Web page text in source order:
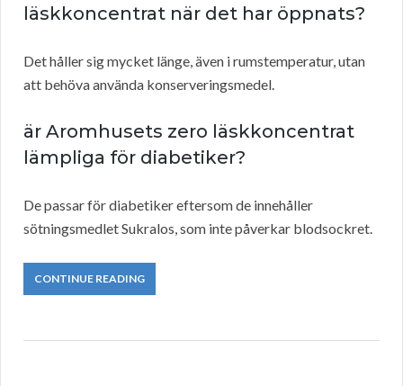
läskkoncentrat när det har öppnats?
Det håller sig mycket länge, även i rumstemperatur, utan
att behöva använda konserveringsmedel.
är Aromhusets zero läskkoncentrat
lämpliga för diabetiker?
De passar för diabetiker eftersom de innehåller
sötningsmedlet Sukralos, som inte påverkar blodsockret.
CONTINUE READING